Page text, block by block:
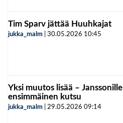
Tim Sparv jättää Huuhkajat
jukka_malm 30.05.2026 10:45
Yksi muutos lisää – Janssonille
ensimmäinen kutsu
jukka_malm 29.05.2026 09:14